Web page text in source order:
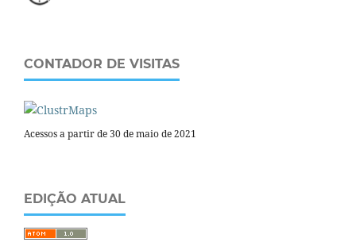
CONTADOR DE VISITAS
Acessos a partir de 30 de maio de 2021
EDIÇÃO ATUAL